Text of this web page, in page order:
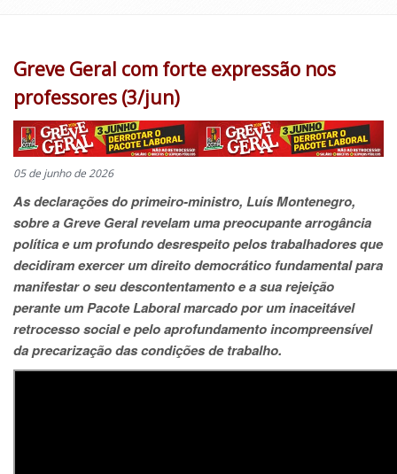
Greve Geral com forte expressão nos
professores (3/jun)
05 de junho de 2026
As declarações do primeiro-ministro, Luís Montenegro,
sobre a Greve Geral revelam uma preocupante arrogância
política e um profundo desrespeito pelos trabalhadores que
decidiram exercer um direito democrático fundamental para
manifestar o seu descontentamento e a sua rejeição
perante um Pacote Laboral marcado por um inaceitável
retrocesso social e pelo aprofundamento incompreensível
da precarização das condições de trabalho.